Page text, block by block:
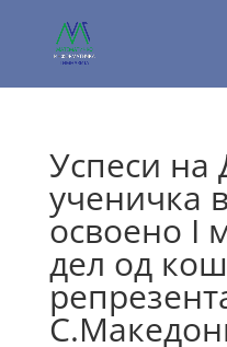
Успеси на
ученичка
освоено I
дел од